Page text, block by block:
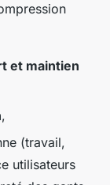
et maintien
,
(travail,
utilisateurs